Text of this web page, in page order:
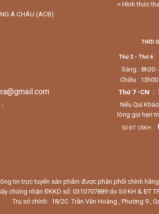
Á CHÂU (ACB)
> Hình thức
:
THỜI
Thứ 2 - Thứ 6:
Sáng : 8h30
Chiều :
Thứ 7 -CN :
Nếu Quí
lòng gọi hẹn
Số ĐT CSKH :
tin trực tuyến sản phẩm được phân phối chính
chứng nhận ĐKKD số: 0310707889 do Sở KH & ĐT
Trụ sở chính: 18/2C Trần Văn Hoàng , Phường 9 ,